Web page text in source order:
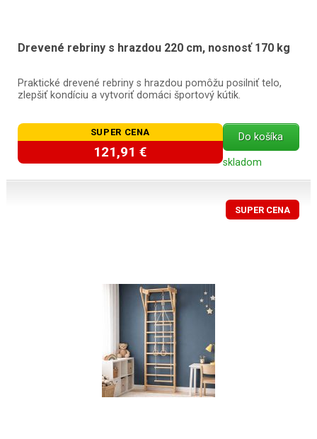
Drevené rebriny s hrazdou 220 cm, nosnosť 170 kg
Praktické drevené rebriny s hrazdou pomôžu posilniť telo,
zlepšiť kondíciu a vytvoriť domáci športový kútik.
SUPER CENA
121,91 €
Do košíka
skladom
SUPER CENA